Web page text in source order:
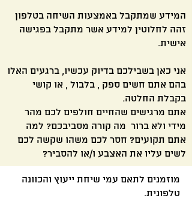
המידע שמתקבל באמצעות השיחה בטלפון
זהה לחלוטין למידע אשר מתקבל בפגישה
אישית.
אני כאן בשבילכם בדיוק עכשיו, ברגעים האלו
בהם אתם חשים ספק , בלבול , או קושי
בקבלת החלטה.
אתם מרגישים שהחיים חולפים לכם מהר
מידי ולא ברור מה קורה מסביבכם? למה
אתם תקועים? חסר לכם משהו שקשה לכם
לשים עליו את האצבע ו/או להסביר?
מוזמנים לתאם עמי שיחת ייעוץ והכוונה
טלפונית.